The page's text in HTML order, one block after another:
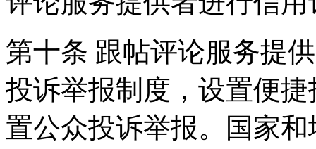
第十条 跟帖评论服务提
投诉举报制度，设置便
置公众投诉举报。国家